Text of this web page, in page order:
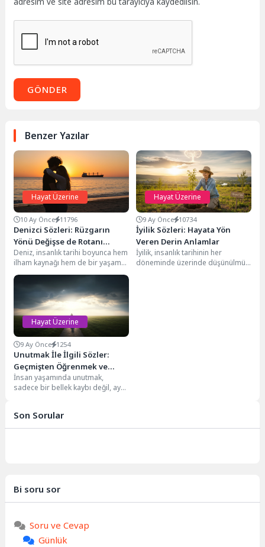
GÖNDER
Benzer Yazılar
Hayat Üzerine
10 Ay Önce 11796
Denizci Sözleri: Rüzgarın
Yönü Değişse de Rotanı
Belirle
Deniz, insanlık tarihi boyunca hem
ilham kaynağı hem de bir yaşam
okulu olmuştur. Engin sular,...
Hayat Üzerine
9 Ay Önce 10734
İyilik Sözleri: Hayata Yön
Veren Derin Anlamlar
İyilik, insanlık tarihinin her
döneminde üzerinde düşünülmüş,
Hayat Üzerine
9 Ay Önce 1254
Unutmak İle İlgili Sözler:
Geçmişten Öğrenmek ve
İleriye Bakmak
İnsan yaşamında unutmak,
sadece bir bellek kaybı değil, aynı
Son Sorular
Bi soru sor
Soru ve Cevap
Günlük